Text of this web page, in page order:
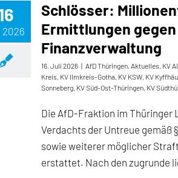
2026
Schlösser:
Ermittlungen
Finanzverwaltung
16. Juli 2026 | AfD Thüringen, Aktuelles, KV
Kreis, KV Ilmkreis-Gotha, KV KSW, KV
Sonneberg, KV Süd-Ost-Thüringen, KV
Die AfD-Fraktion im
Verdachts der Untreue gemäß
sowie weiterer möglicher
erstattet. Nach den zugrunde